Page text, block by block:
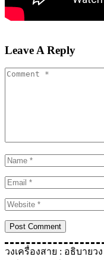
Leave A Reply
วงเครื่องสาย : อธิบายวง